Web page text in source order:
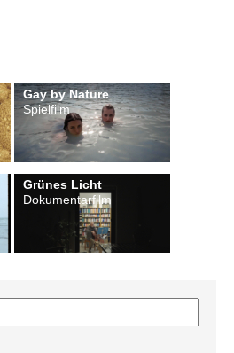
Gay by Nature
Spielfilm
Grünes Licht
Dokumentarfilm